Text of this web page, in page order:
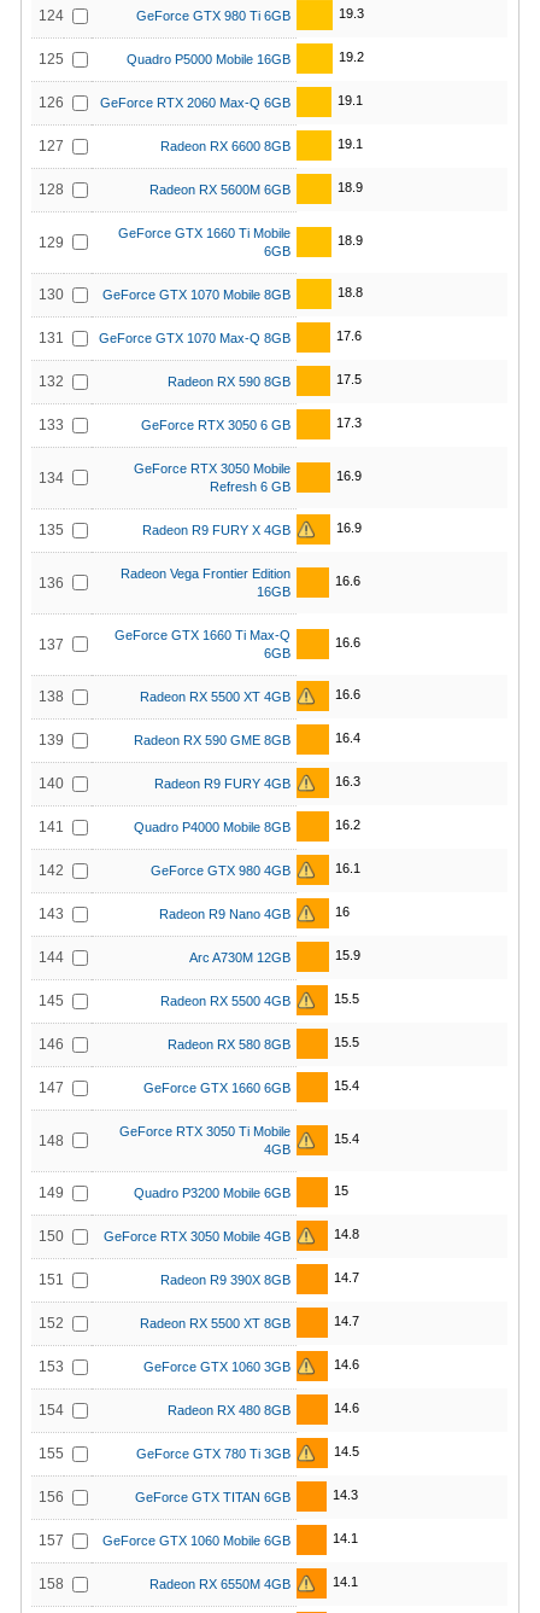
124 GeForce GTX 980 Ti 6GB 19.3
125 Quadro P5000 Mobile 16GB 19.2
126 GeForce RTX 2060 Max-Q 6GB 19.1
127 Radeon RX 6600 8GB 19.1
128 Radeon RX 5600M 6GB 18.9
129
GeForce GTX 1660 Ti Mobile
6GB
18.9
130 GeForce GTX 1070 Mobile 8GB 18.8
131 GeForce GTX 1070 Max-Q 8GB 17.6
132 Radeon RX 590 8GB 17.5
133 GeForce RTX 3050 6 GB 17.3
134
GeForce RTX 3050 Mobile
Refresh 6 GB
16.9
135 Radeon R9 FURY X 4GB 16.9
136
Radeon Vega Frontier Edition
16GB
16.6
137
GeForce GTX 1660 Ti Max-Q
6GB
16.6
138 Radeon RX 5500 XT 4GB 16.6
139 Radeon RX 590 GME 8GB 16.4
140 Radeon R9 FURY 4GB 16.3
141 Quadro P4000 Mobile 8GB 16.2
142 GeForce GTX 980 4GB 16.1
143 Radeon R9 Nano 4GB 16
144 Arc A730M 12GB 15.9
145 Radeon RX 5500 4GB 15.5
146 Radeon RX 580 8GB 15.5
147 GeForce GTX 1660 6GB 15.4
148
GeForce RTX 3050 Ti Mobile
4GB
15.4
149 Quadro P3200 Mobile 6GB 15
150 GeForce RTX 3050 Mobile 4GB 14.8
151 Radeon R9 390X 8GB 14.7
152 Radeon RX 5500 XT 8GB 14.7
153 GeForce GTX 1060 3GB 14.6
154 Radeon RX 480 8GB 14.6
155 GeForce GTX 780 Ti 3GB 14.5
156 GeForce GTX TITAN 6GB 14.3
157 GeForce GTX 1060 Mobile 6GB 14.1
158 Radeon RX 6550M 4GB 14.1